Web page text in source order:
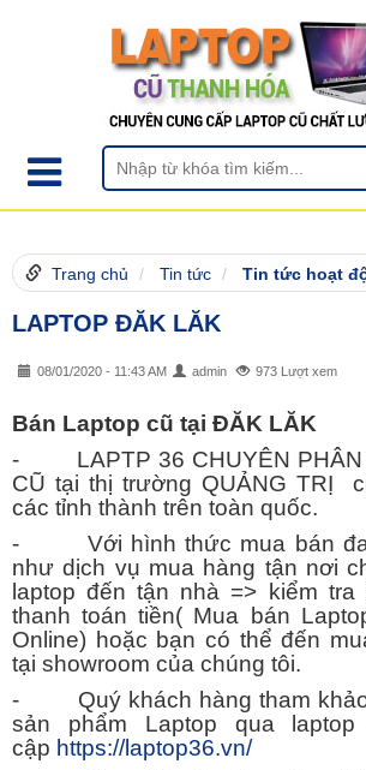
Trang chủ Tin tức Tin tức hoạt
LAPTOP ĐĂK LĂK
08/01/2020 - 11:43 AM admin 973 Lượt xem
Bán Laptop cũ tại ĐĂK LĂK
- LAPTP 36 CHUYÊN PHÂN
CŨ tại thị trường QUẢNG TRỊ
các tỉnh thành trên toàn quốc.
- Với hình thức mua bán đa
như dịch vụ mua hàng tận nơi
laptop đến tận nhà => kiểm
thanh toán tiền( Mua bán
Online) hoặc bạn có thể đến
tại showroom của chúng tôi.
- Quý khách hàng tham khảo
sản phẩm Laptop qua
cập https://laptop36.vn/